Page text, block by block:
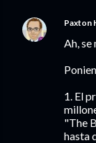
Paxton
Ah, se
1. El
"The
hasta